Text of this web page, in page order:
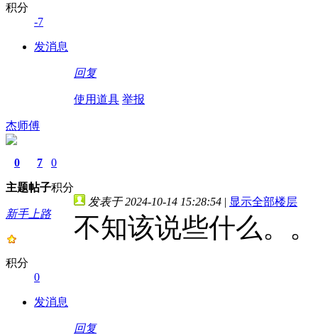
积分
-7
发消息
回复
使用道具 举报
杰师傅
0
主题
7
帖子
0
积分
新手上路
积分
0
发消息
发表于 2024-10-14 15:28:54 | 显示全部楼层
不知该说些什么。
回复